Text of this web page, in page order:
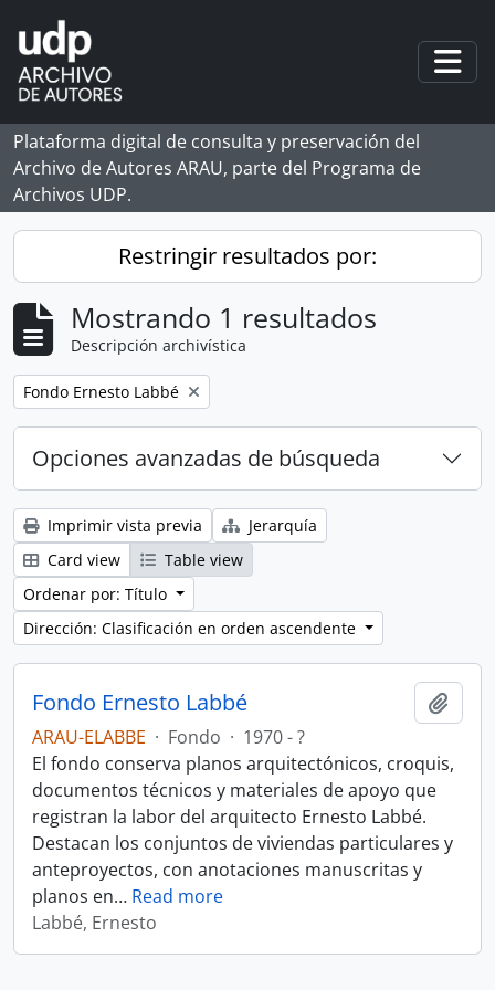
Skip to main content
Plataforma digital de consulta y preservación del
Archivo de Autores ARAU, parte del Programa de
Archivos UDP.
Restringir resultados por:
Mostrando 1 resultados
Descripción archivística
Remove filter:
Fondo Ernesto Labbé
Opciones avanzadas de búsqueda
Imprimir vista previa
Jerarquía
Card view
Table view
Ordenar por: Título
Dirección: Clasificación en orden ascendente
Fondo Ernesto Labbé
ARAU-ELABBE · Fondo · 1970 - ?
El fondo conserva planos arquitectónicos, croquis,
documentos técnicos y materiales de apoyo que
registran la labor del arquitecto Ernesto Labbé.
Destacan los conjuntos de viviendas particulares y
anteproyectos, con anotaciones manuscritas y
planos en… Read more
Labbé, Ernesto